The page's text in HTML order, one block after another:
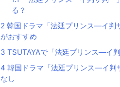
る？
2 韓国ドラマ「法廷プリンス―イ判
がおすすめ
3 TSUTAYAで「法廷プリンス―イ
4 韓国ドラマ「法廷プリンス―イ
なし